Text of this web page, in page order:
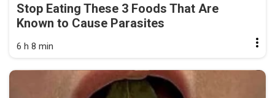
Stop Eating These 3 Foods That Are
Known to Cause Parasites
6 h 8 min